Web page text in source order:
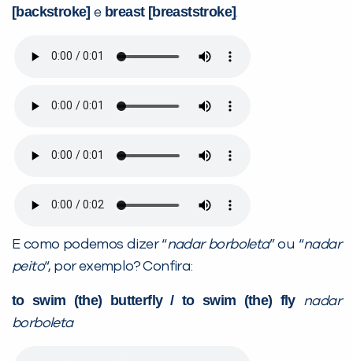
[backstroke]ebreast [breaststroke].
E como podemos dizer “nadar borboleta” ou “nadar
peito“, por exemplo? Confira:
to swim (the) butterfly / to swim (the) fly
nadar
borboleta